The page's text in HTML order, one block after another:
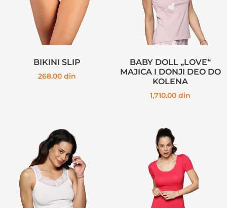
BIKINI SLIP
268.00 din
BABY DOLL „LOVE“
MAJICA I DONJI DEO DO
KOLENA
1,710.00 din